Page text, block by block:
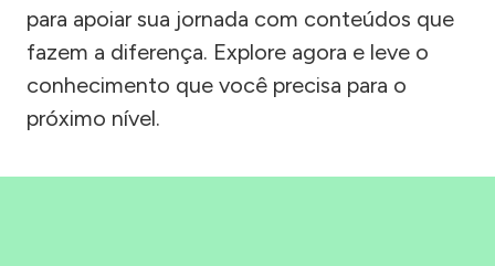
para apoiar sua jornada com conteúdos que
fazem a diferença. Explore agora e leve o
conhecimento que você precisa para o
próximo nível.